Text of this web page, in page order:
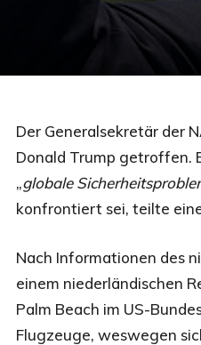
Der Generalsekretär der
Donald Trump getroffen.
„globale
konfrontiert sei, teilte
Nach Informationen des
einem niederländischen
Palm Beach im US-
Flugzeuge, weswegen